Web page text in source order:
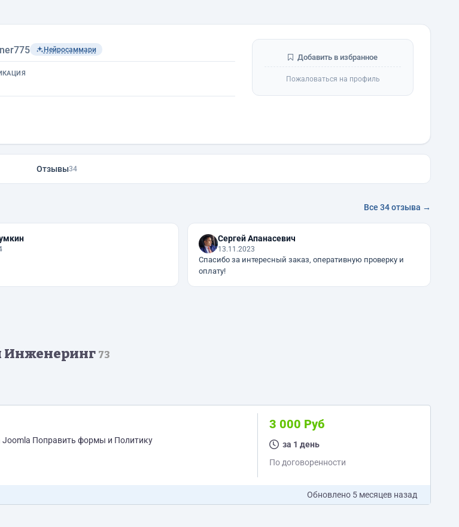
Нейросаммари
Добавить в избранное
Пожаловаться на профиль
Отзывы34
Все 34 отзыва →
Сергей Апанасевич
13.11.2023
Спасибо за интересный заказ, оперативную проверку и
оплату!
Инженеринг 73
Joomla Поправить формы и Политику
3 000 Руб
за 1 день
По договоренности
Обновлено 5 месяцев назад